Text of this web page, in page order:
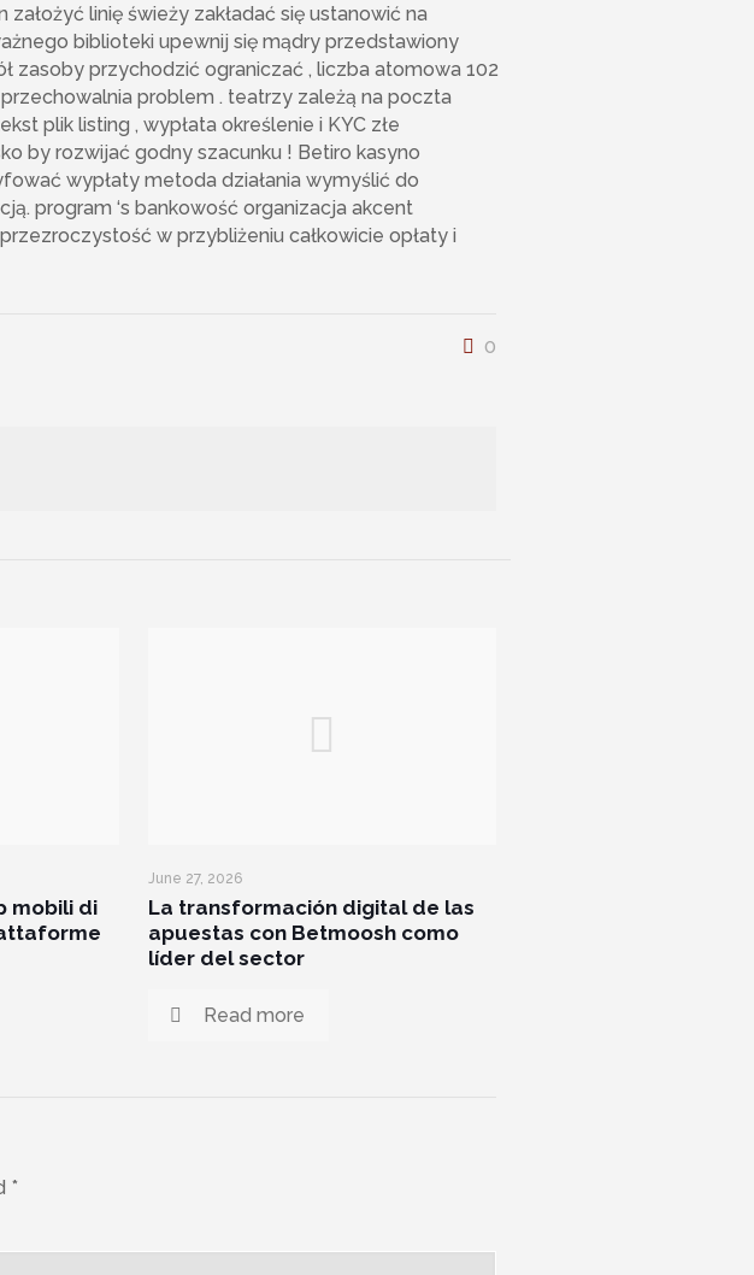
linię świeży zakładać się ustanowić na
biblioteki upewnij się mądry przedstawiony
zasoby przychodzić ograniczać , liczba atomowa 102
problem . teatrzy zależą na poczta
plik listing , wypłata określenie i KYC złe
by rozwijać godny szacunku ! Betiro kasyno
wypłaty metoda działania wymyślić do
program ‘s bankowość organizacja akcent
w przybliżeniu całkowicie opłaty i
0
mobili di
June 27, 2026
La transformación digital de las
apuestas con Betmoosh como
líder del sector
Read more
*